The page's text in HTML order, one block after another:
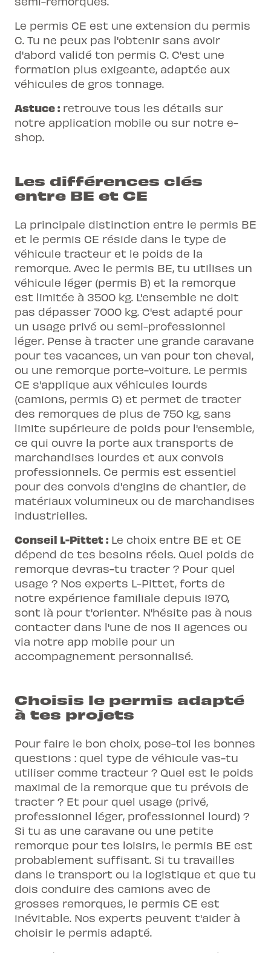
Le permis CE est une extension du permis
C. Tu ne peux pas l'obtenir sans avoir
d'abord validé ton permis C. C'est une
formation plus exigeante, adaptée aux
véhicules de gros tonnage.
Astuce : retrouve tous les détails sur
notre application mobile ou sur notre e-
shop.
Les différences clés
entre BE et CE
La principale distinction entre le permis BE
et le permis CE réside dans le type de
véhicule tracteur et le poids de la
remorque. Avec le permis BE, tu utilises un
véhicule léger (permis B) et la remorque
est limitée à 3500 kg. L'ensemble ne doit
pas dépasser 7000 kg. C'est adapté pour
un usage privé ou semi-professionnel
léger. Pense à tracter une grande caravane
pour tes vacances, un van pour ton cheval,
ou une remorque porte-voiture. Le permis
CE s'applique aux véhicules lourds
(camions, permis C) et permet de tracter
des remorques de plus de 750 kg, sans
limite supérieure de poids pour l'ensemble,
ce qui ouvre la porte aux transports de
marchandises lourdes et aux convois
professionnels. Ce permis est essentiel
pour des convois d'engins de chantier, de
matériaux volumineux ou de marchandises
industrielles.
Conseil L-Pittet : Le choix entre BE et CE
dépend de tes besoins réels. Quel poids de
remorque devras-tu tracter ? Pour quel
usage ? Nos experts L-Pittet, forts de
notre expérience familiale depuis 1970,
sont là pour t'orienter. N'hésite pas à nous
contacter dans l'une de nos 11 agences ou
via notre app mobile pour un
accompagnement personnalisé.
Choisis le permis adapté
à tes projets
Pour faire le bon choix, pose-toi les bonnes
questions : quel type de véhicule vas-tu
utiliser comme tracteur ? Quel est le poids
maximal de la remorque que tu prévois de
tracter ? Et pour quel usage (privé,
professionnel léger, professionnel lourd) ?
Si tu as une caravane ou une petite
remorque pour tes loisirs, le permis BE est
probablement suffisant. Si tu travailles
dans le transport ou la logistique et que tu
dois conduire des camions avec de
grosses remorques, le permis CE est
inévitable. Nos experts peuvent t'aider à
choisir le permis adapté.